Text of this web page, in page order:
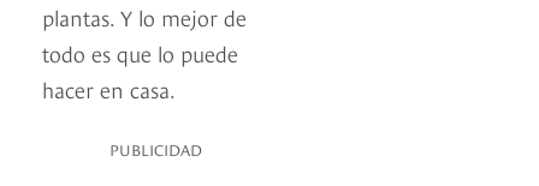
plantas. Y lo mejor de
todo es que lo puede
hacer en casa.
PUBLICIDAD